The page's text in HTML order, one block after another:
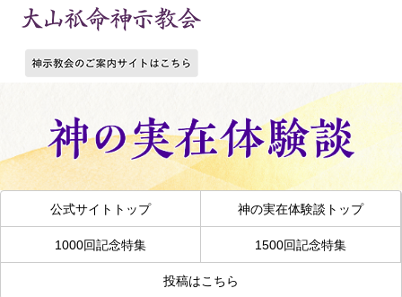
公式サイトトップ 神の実在体験談トップ
1000回記念特集 1500回記念特集
投稿はこちら